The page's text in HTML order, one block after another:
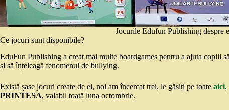
Jocurile Edufun Publishing despre
Ce jocuri sunt disponibile?
EduFun Publishing a creat mai multe boardgames pentru a ajuta copiii
și să înțeleagă fenomenul de bullying.
Există șase jocuri create de ei, noi am încercat trei, le găsiți pe toate aici,
PRINTESA, valabil toată luna octombrie.